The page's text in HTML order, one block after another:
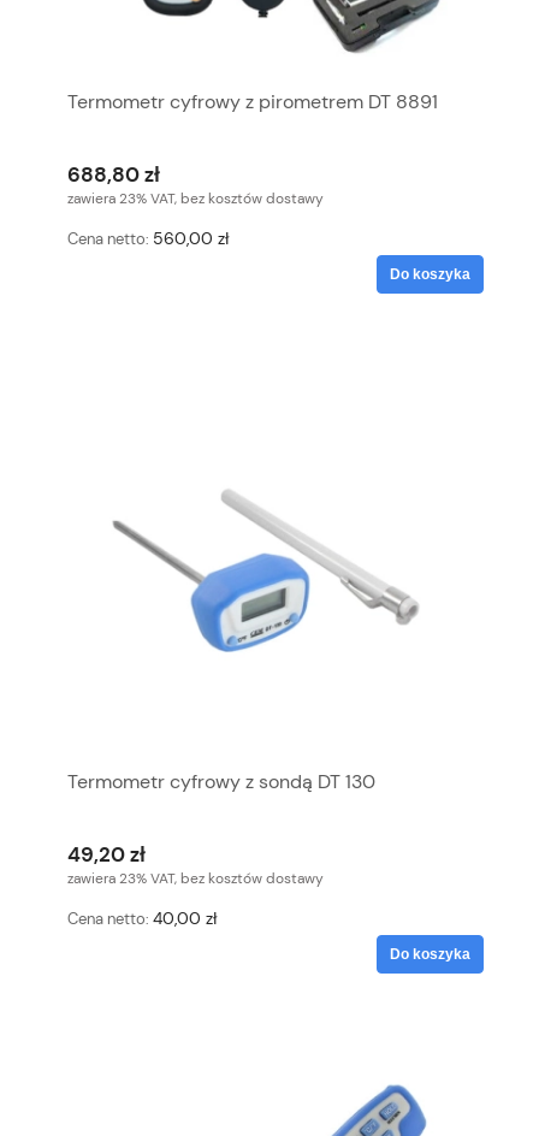
Termometr cyfrowy z pirometrem DT 8891
688,80 zł
zawiera 23% VAT, bez kosztów dostawy
Cena netto: 560,00 zł
Do koszyka
Termometr cyfrowy z sondą DT 130
49,20 zł
zawiera 23% VAT, bez kosztów dostawy
Cena netto: 40,00 zł
Do koszyka